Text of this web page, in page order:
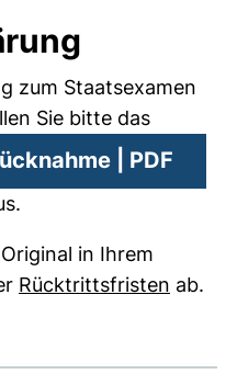
zum Staatsexamen
Sie bitte das
| PDF
in Ihrem
Rücktrittsfristen ab.